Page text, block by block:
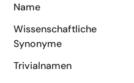
Name
Wissenschaftliche
Synonyme
Trivialnamen